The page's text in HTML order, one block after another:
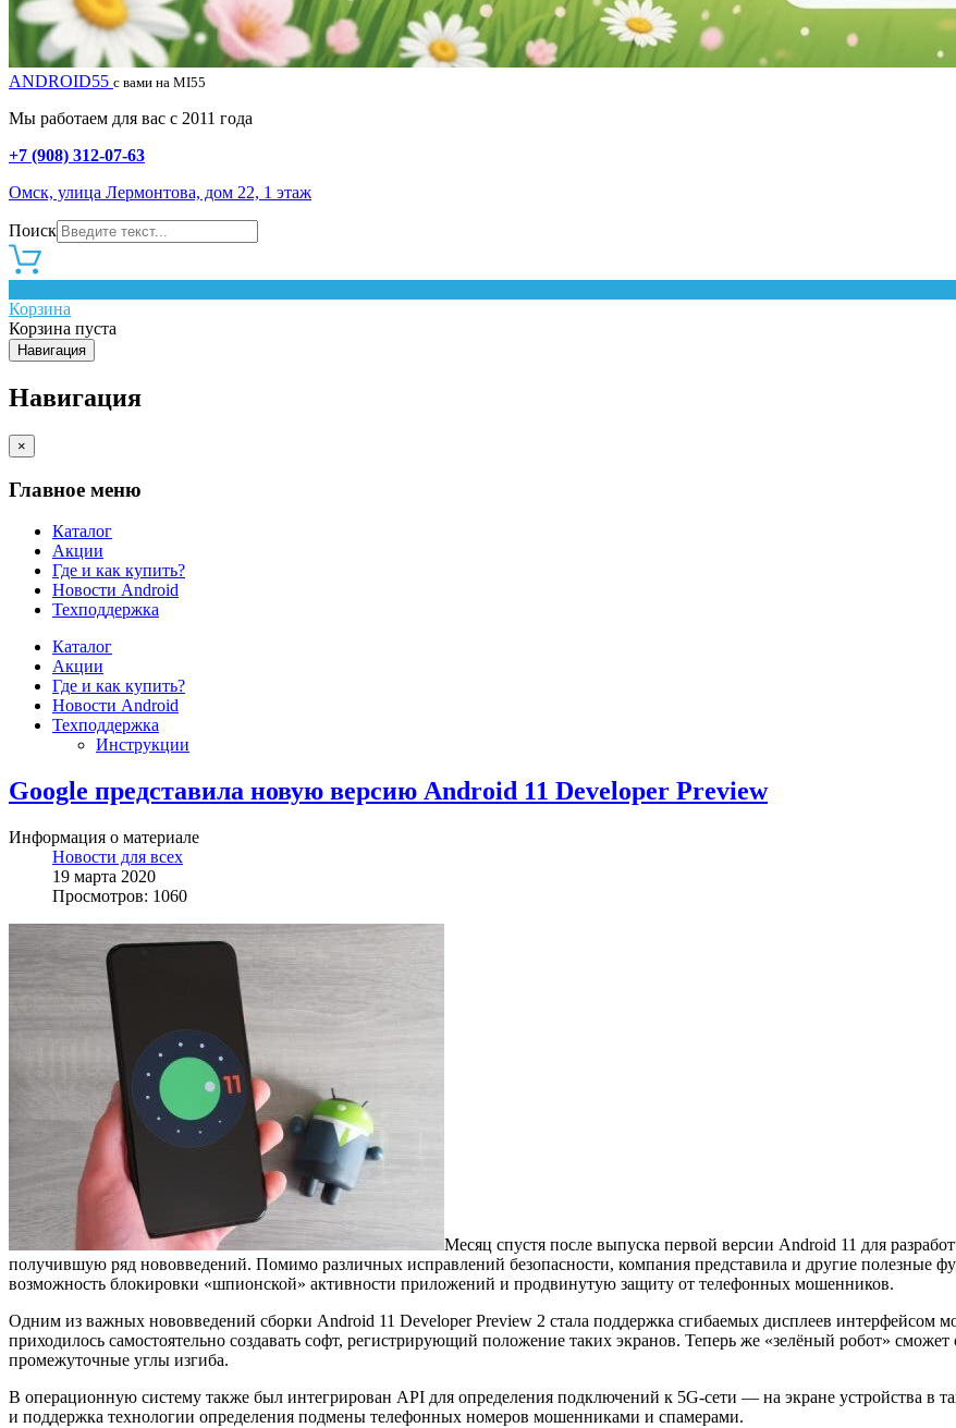
ANDROID55 с вами на MI55
Мы работаем для вас с 2011 года
+7 (908) 312-07-63
Омск, улица Лермонтова, дом 22, 1 этаж
Поиск
Корзина
Корзина пуста
Навигация
Навигация
×
Главное меню
Каталог
Акции
Где и как купить?
Новости Android
Техподдержка
Каталог
Акции
Где и как купить?
Новости Android
Техподдержка
Инструкции
Google представила новую версию Android 11 Developer Preview
Информация о материале
Новости для всех
19 марта 2020
Просмотров: 1060
Месяц спустя после выпуска первой версии Android 11 для
получившую ряд нововведений. Помимо различных исправлений безопасности, компания представила и другие полезные
возможность блокировки «шпионской» активности приложений и продвинутую защиту от телефонных мошенников.
Одним из важных нововведений сборки Android 11 Developer Preview 2 стала поддержка сгибаемых дисплеев интерфейсом
приходилось самостоятельно создавать софт, регистрирующий положение таких экранов. Теперь же «зелёный робот» сможет
промежуточные углы изгиба.
В операционную систему также был интегрирован API для определения подключений к 5G-сети — на экране устройства в
и поддержка технологии определения подмены телефонных номеров мошенниками и спамерами.